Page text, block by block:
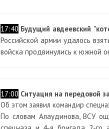
17:40 Будущий авдеевский
Российской армии удалось
войска продвинулись к южной
17:00 Ситуация на передовой
Об этом заявил командир
По словам Алаудинова, ВСУ